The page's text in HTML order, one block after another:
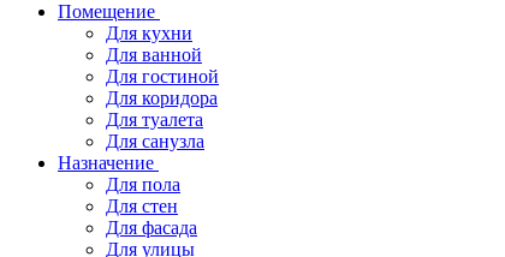
Помещение
Для кухни
Для ванной
Для гостиной
Для коридора
Для туалета
Для санузла
Назначение
Для пола
Для стен
Для фасада
Для улицы